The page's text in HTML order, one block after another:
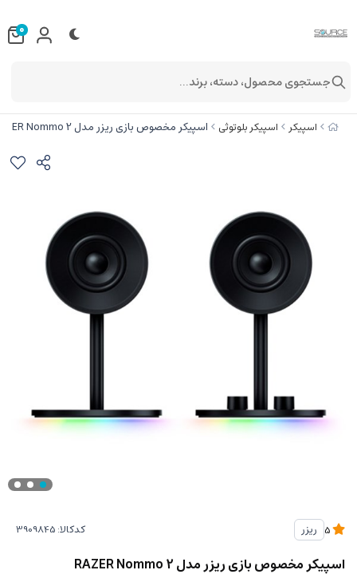
اسپیکر اسپیکر بلوتوثی اسپیکر مخصوص بازی ریزر مدل RAZER Nommo 2
ریزر کدکالا:
اسپیکر مخصوص بازی ریزر مدل RAZER Nommo 2
0
جستجوی محصول، دسته، برند...